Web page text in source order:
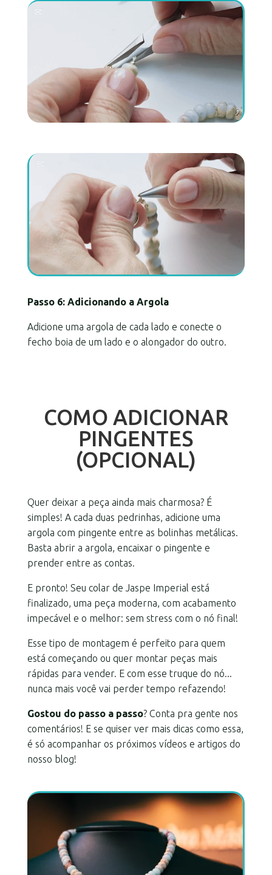
Passo 6: Adicionando a Argola
Adicione uma argola de cada lado e conecte o
fecho boia de um lado e o alongador do outro.
COMO ADICIONAR
PINGENTES
(OPCIONAL)
Quer deixar a peça ainda mais charmosa? É
simples! A cada duas pedrinhas, adicione uma
argola com pingente entre as bolinhas metálicas.
Basta abrir a argola, encaixar o pingente e
prender entre as contas.
E pronto! Seu colar de Jaspe Imperial está
finalizado, uma peça moderna, com acabamento
impecável e o melhor: sem stress com o nó final!
Esse tipo de montagem é perfeito para quem
está começando ou quer montar peças mais
rápidas para vender. E com esse truque do nó...
nunca mais você vai perder tempo refazendo!
Gostou do passo a passo? Conta pra gente nos
comentários! E se quiser ver mais dicas como essa,
é só acompanhar os próximos vídeos e artigos do
nosso blog!